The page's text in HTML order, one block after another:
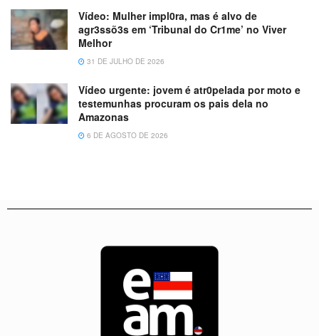
Vídeo: Mulher impl0ra, mas é alvo de
agr3ssõ3s em ‘Tribunal do Cr1me’ no Viver
Melhor
31 DE JULHO DE 2026
Vídeo urgente: jovem é atr0pelada por moto e
testemunhas procuram os pais dela no
Amazonas
6 DE AGOSTO DE 2026